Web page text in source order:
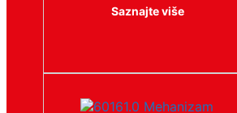
Saznajte više